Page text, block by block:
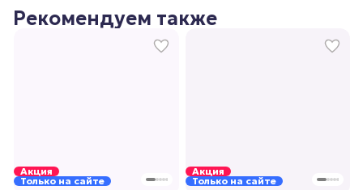
Рекомендуем также
Акция
Только на сайте
Акция
Только на сайте